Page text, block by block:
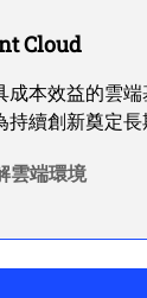
Cloud
成本效益的雲
持續創新奠定長
雲端環境